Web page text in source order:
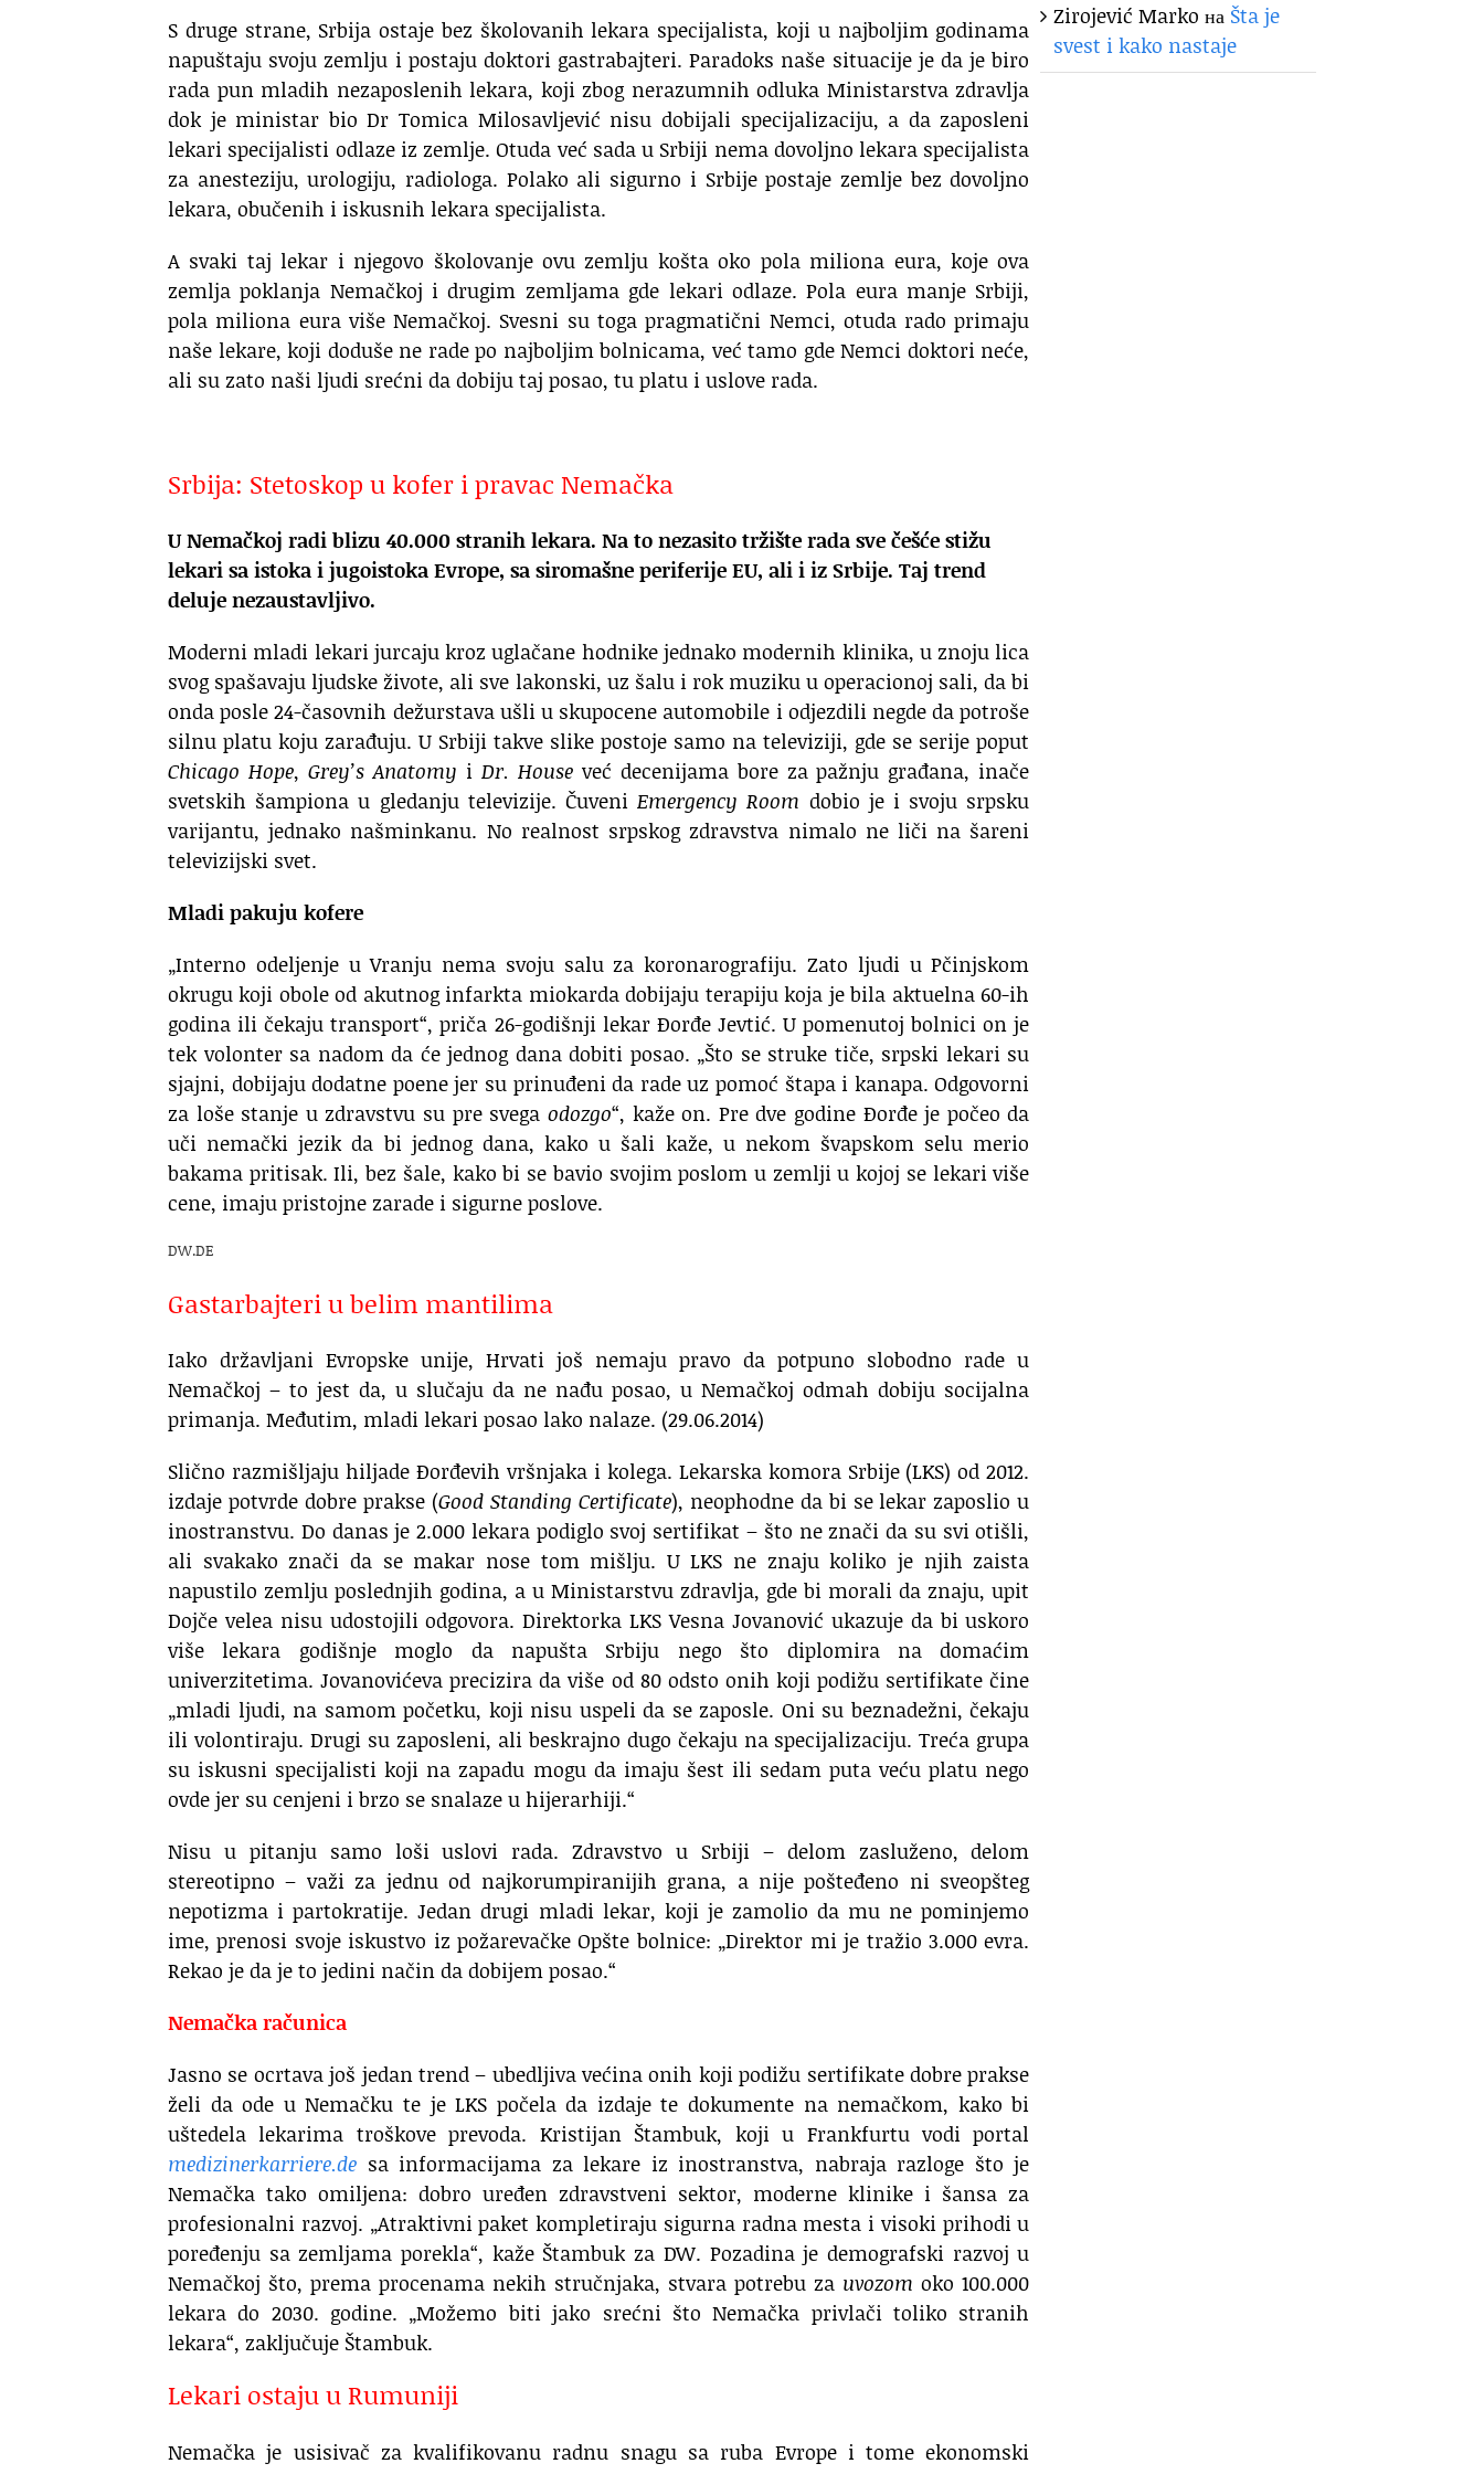
S druge strane, Srbija ostaje bez školovanih lekara specijalista, koji u najboljim godinama
napuštaju svoju zemlju i postaju doktori gastrabajteri. Paradoks naše situacije je da je biro
rada pun mladih nezaposlenih lekara, koji zbog nerazumnih odluka Ministarstva zdravlja
dok je ministar bio Dr Tomica Milosavljević nisu dobijali specijalizaciju, a da zaposleni
lekari specijalisti odlaze iz zemlje. Otuda već sada u Srbiji nema dovoljno lekara specijalista
za anesteziju, urologiju, radiologa. Polako ali sigurno i Srbije postaje zemlje bez dovoljno
lekara, obučenih i iskusnih lekara specijalista.
A svaki taj lekar i njegovo školovanje ovu zemlju košta oko pola miliona eura, koje ova
zemlja poklanja Nemačkoj i drugim zemljama gde lekari odlaze. Pola eura manje Srbiji,
pola miliona eura više Nemačkoj. Svesni su toga pragmatični Nemci, otuda rado primaju
naše lekare, koji doduše ne rade po najboljim bolnicama, već tamo gde Nemci doktori neće,
ali su zato naši ljudi srećni da dobiju taj posao, tu platu i uslove rada.
Srbija: Stetoskop u kofer i pravac Nemačka
U Nemačkoj radi blizu 40.000 stranih lekara. Na to nezasito tržište rada sve češće stižu
lekari sa istoka i jugoistoka Evrope, sa siromašne periferije EU, ali i iz Srbije. Taj trend
deluje nezaustavljivo.
Moderni mladi lekari jurcaju kroz uglačane hodnike jednako modernih klinika, u znoju lica
svog spašavaju ljudske živote, ali sve lakonski, uz šalu i rok muziku u operacionoj sali, da bi
onda posle 24-časovnih dežurstava ušli u skupocene automobile i odjezdili negde da potroše
silnu platu koju zarađuju. U Srbiji takve slike postoje samo na televiziji, gde se serije poput
Chicago Hope, Grey’s Anatomy i Dr. Houseveć decenijama bore za pažnju građana, inače
svetskih šampiona u gledanju televizije. ČuveniEmergency Room dobio je i svoju srpsku
varijantu, jednako našminkanu. No realnost srpskog zdravstva nimalo ne liči na šareni
televizijski svet.
Mladi pakuju kofere
„Interno odeljenje u Vranju nema svoju salu za koronarografiju. Zato ljudi u Pčinjskom
okrugu koji obole od akutnog infarkta miokarda dobijaju terapiju koja je bila aktuelna 60-ih
godina ili čekaju transport“, priča 26-godišnji lekar Đorđe Jevtić. U pomenutoj bolnici on je
tek volonter sa nadom da će jednog dana dobiti posao. „Što se struke tiče, srpski lekari su
sjajni, dobijaju dodatne poene jer su prinuđeni da rade uz pomoć štapa i kanapa. Odgovorni
za loše stanje u zdravstvu su pre svega odozgo“, kaže on. Pre dve godine Đorđe je počeo da
uči nemački jezik da bi jednog dana, kako u šali kaže, u nekom švapskom selu merio
bakama pritisak. Ili, bez šale, kako bi se bavio svojim poslom u zemlji u kojoj se lekari više
cene, imaju pristojne zarade i sigurne poslove.
DW.DE
Gastarbajteri u belim mantilima
Iako državljani Evropske unije, Hrvati još nemaju pravo da potpuno slobodno rade u
Nemačkoj – to jest da, u slučaju da ne nađu posao, u Nemačkoj odmah dobiju socijalna
primanja. Međutim, mladi lekari posao lako nalaze. (29.06.2014)
Slično razmišljaju hiljade Đorđevih vršnjaka i kolega. Lekarska komora Srbije (LKS) od 2012.
izdaje potvrde dobre prakse (Good Standing Certificate), neophodne da bi se lekar zaposlio u
inostranstvu. Do danas je 2.000 lekara podiglo svoj sertifikat – što ne znači da su svi otišli,
ali svakako znači da se makar nose tom mišlju. U LKS ne znaju koliko je njih zaista
napustilo zemlju poslednjih godina, a u Ministarstvu zdravlja, gde bi morali da znaju, upit
Dojče velea nisu udostojili odgovora. Direktorka LKS Vesna Jovanović ukazuje da bi uskoro
više lekara godišnje moglo da napušta Srbiju nego što diplomira na domaćim
univerzitetima. Jovanovićeva precizira da više od 80 odsto onih koji podižu sertifikate čine
„mladi ljudi, na samom početku, koji nisu uspeli da se zaposle. Oni su beznadežni, čekaju
ili volontiraju. Drugi su zaposleni, ali beskrajno dugo čekaju na specijalizaciju. Treća grupa
su iskusni specijalisti koji na zapadu mogu da imaju šest ili sedam puta veću platu nego
ovde jer su cenjeni i brzo se snalaze u hijerarhiji.“
Nisu u pitanju samo loši uslovi rada. Zdravstvo u Srbiji – delom zasluženo, delom
stereotipno – važi za jednu od najkorumpiranijih grana, a nije pošteđeno ni sveopšteg
nepotizma i partokratije. Jedan drugi mladi lekar, koji je zamolio da mu ne pominjemo
ime, prenosi svoje iskustvo iz požarevačke Opšte bolnice: „Direktor mi je tražio 3.000 evra.
Rekao je da je to jedini način da dobijem posao.“
Nemačka računica
Jasno se ocrtava još jedan trend – ubedljiva većina onih koji podižu sertifikate dobre prakse
želi da ode u Nemačku te je LKS počela da izdaje te dokumente na nemačkom, kako bi
uštedela lekarima troškove prevoda. Kristijan Štambuk, koji u Frankfurtu vodi portal
medizinerkarriere.de sa informacijama za lekare iz inostranstva, nabraja razloge što je
Nemačka tako omiljena: dobro uređen zdravstveni sektor, moderne klinike i šansa za
profesionalni razvoj. „Atraktivni paket kompletiraju sigurna radna mesta i visoki prihodi u
poređenju sa zemljama porekla“, kaže Štambuk za DW. Pozadina je demografski razvoj u
Nemačkoj što, prema procenama nekih stručnjaka, stvara potrebu za uvozom oko 100.000
lekara do 2030. godine. „Možemo biti jako srećni što Nemačka privlači toliko stranih
lekara“, zaključuje Štambuk.
Lekari ostaju u Rumuniji
Nemačka je usisivač za kvalifikovanu radnu snagu sa ruba Evrope i tome ekonomski
Zirojević Marko на Šta je
svest i kako nastaje